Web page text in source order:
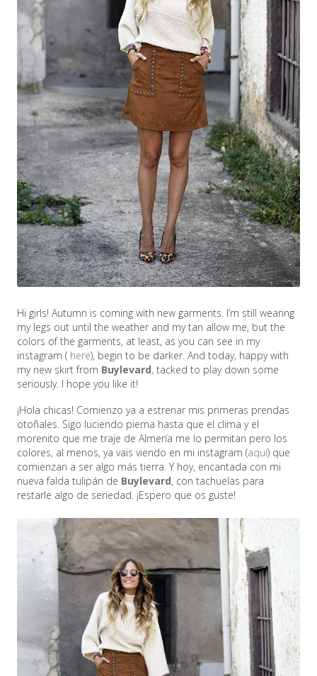
Hi girls! Autumn is coming with new garments. I’m still wearing
my legs out until the weather and my tan allow me, but the
colors of the garments, at least, as you can see in my
instagram ( here), begin to be darker. And today, happy with
my new skirt from Buylevard, tacked to play down some
seriously. I hope you like it!
¡Hola chicas! Comienzo ya a estrenar mis primeras prendas
otoñales. Sigo luciendo pierna hasta que el clima y el
morenito que me traje de Almería me lo permitan pero los
colores, al menos, ya vais viendo en mi instagram (aquí) que
comienzan a ser algo más tierra. Y hoy, encantada con mi
nueva falda tulipán de Buylevard, con tachuelas para
restarle algo de seriedad. ¡Espero que os guste!